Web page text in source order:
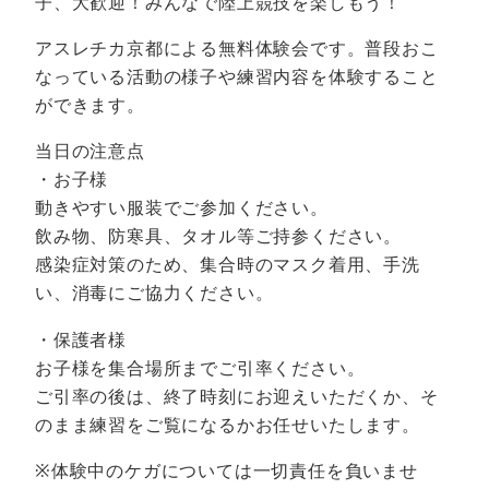
アスレチカ京都による無料体験会です。普段おこ
なっている活動の様子や練習内容を体験すること
ができます。
当日の注意点
・お子様
動きやすい服装でご参加ください。
飲み物、防寒具、タオル等ご持参ください。
感染症対策のため、集合時のマスク着用、手洗
い、消毒にご協力ください。
・保護者様
お子様を集合場所までご引率ください。
ご引率の後は、終了時刻にお迎えいただくか、そ
のまま練習をご覧になるかお任せいたします。
※体験中のケガについては一切責任を負いませ